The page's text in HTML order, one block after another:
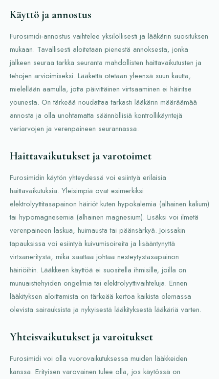
Käyttö ja annostus
Furosimidi-annostus vaihtelee yksilöllisesti ja lääkärin suosituksen
mukaan. Tavallisesti aloitetaan pienestä annoksesta, jonka
jälkeen seuraa tarkka seuranta mahdollisten haittavaikutusten ja
tehojen arvioimiseksi. Lääkettä otetaan yleensä suun kautta,
mielellään aamulla, jotta päivittäinen virtsaaminen ei häiritse
yöunesta. On tärkeää noudattaa tarkasti lääkärin määräämää
annosta ja olla unohtamatta säännöllisiä kontrollikäyntejä
veriarvojen ja verenpaineen seurannassa.
Haittavaikutukset ja varotoimet
Furosimidin käytön yhteydessä voi esiintyä erilaisia
haittavaikutuksia. Yleisimpiä ovat esimerkiksi
elektrolyyttitasapainon häiriöt kuten hypokalemia (alhainen kalium)
tai hypomagnesemia (alhainen magnesium). Lisäksi voi ilmetä
verenpaineen laskua, huimausta tai päänsärkyä. Joissakin
tapauksissa voi esiintyä kuivumisoireita ja lisääntynyttä
virtsaneritystä, mikä saattaa johtaa nesteytystasapainon
häiriöihin. Lääkkeen käyttöä ei suositella ihmisille, joilla on
munuaistiehyiden ongelmia tai elektrolyyttivaihteluja. Ennen
lääkityksen aloittamista on tärkeää kertoa kaikista olemassa
olevista sairauksista ja nykyisestä lääkityksestä lääkäriä varten.
Yhteisvaikutukset ja varoitukset
Furosimidi voi olla vuorovaikutuksessa muiden lääkkeiden
kanssa. Erityisen varovainen tulee olla, jos käytössä on